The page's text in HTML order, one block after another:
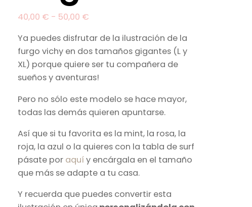
40,00 € - 50,00 €
Ya puedes disfrutar de la ilustración de la
furgo vichy en dos tamaños gigantes (L y
XL) porque quiere ser tu compañera de
sueños y aventuras!
Pero no sólo este modelo se hace mayor,
todas las demás quieren apuntarse.
Así que si tu favorita es la mint, la rosa, la
roja, la azul o la quieres con la tabla de surf
pásate por aquíy encárgala en el tamaño
que más se adapte a tu casa.
Y recuerda que puedes convertir esta